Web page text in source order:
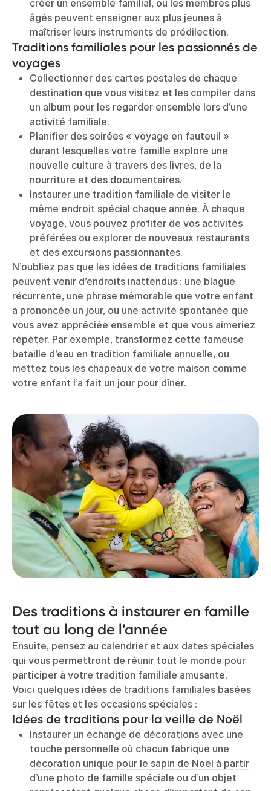
créer un ensemble familial, ou les membres plus
âgés peuvent enseigner aux plus jeunes à
maîtriser leurs instruments de prédilection.
Traditions familiales pour les passionnés de
voyages
Collectionner des cartes postales de chaque
destination que vous visitez et les compiler dans
un album pour les regarder ensemble lors d’une
activité familiale.
Planifier des soirées « voyage en fauteuil »
durant lesquelles votre famille explore une
nouvelle culture à travers des livres, de la
nourriture et des documentaires.
Instaurer une tradition familiale de visiter le
même endroit spécial chaque année. À chaque
voyage, vous pouvez profiter de vos activités
préférées ou explorer de nouveaux restaurants
et des excursions passionnantes.
N’oubliez pas que les idées de traditions familiales
peuvent venir d’endroits inattendus : une blague
récurrente, une phrase mémorable que votre enfant
a prononcée un jour, ou une activité spontanée que
vous avez appréciée ensemble et que vous aimeriez
répéter. Par exemple, transformez cette fameuse
bataille d’eau en tradition familiale annuelle, ou
mettez tous les chapeaux de votre maison comme
votre enfant l’a fait un jour pour dîner.
Des traditions à instaurer en famille
tout au long de l’année
Ensuite, pensez au calendrier et aux dates spéciales
qui vous permettront de réunir tout le monde pour
participer à votre tradition familiale amusante.
Voici quelques idées de traditions familiales basées
sur les fêtes et les occasions spéciales :
Idées de traditions pour la veille de Noël
Instaurer un échange de décorations avec une
touche personnelle où chacun fabrique une
décoration unique pour le sapin de Noël à partir
d’une photo de famille spéciale ou d’un objet